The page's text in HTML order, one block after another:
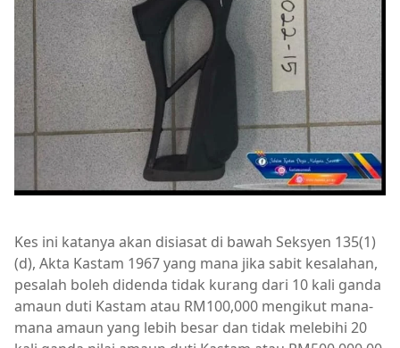
Kes ini katanya akan disiasat di bawah Seksyen 135(1)
(d), Akta Kastam 1967 yang mana jika sabit kesalahan,
pesalah boleh didenda tidak kurang dari 10 kali ganda
amaun duti Kastam atau RM100,000 mengikut mana-
mana amaun yang lebih besar dan tidak melebihi 20